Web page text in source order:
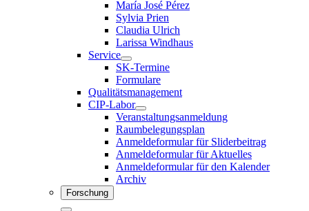
María José Pérez
Sylvia Prien
Claudia Ulrich
Larissa Windhaus
Service
SK-Termine
Formulare
Qualitätsmanagement
CIP-Labor
Veranstaltungsanmeldung
Raumbelegungsplan
Anmeldeformular für Sliderbeitrag
Anmeldeformular für Aktuelles
Anmeldeformular für den Kalender
Archiv
Forschung